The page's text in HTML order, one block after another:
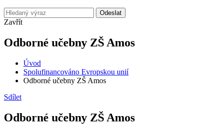
Odeslat
Zavřít
Odborné učebny ZŠ Amos
Úvod
Spolufinancováno Evropskou unií
Odborné učebny ZŠ Amos
Sdílet
Odborné učebny ZŠ Amos